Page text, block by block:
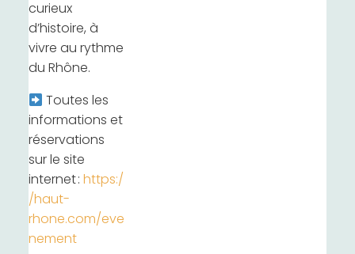
curieux
d’histoire, à
vivre au rythme
du Rhône.
Toutes les
informations et
réservations
sur le site
internet : https:/
/haut-
rhone.com/eve
nement